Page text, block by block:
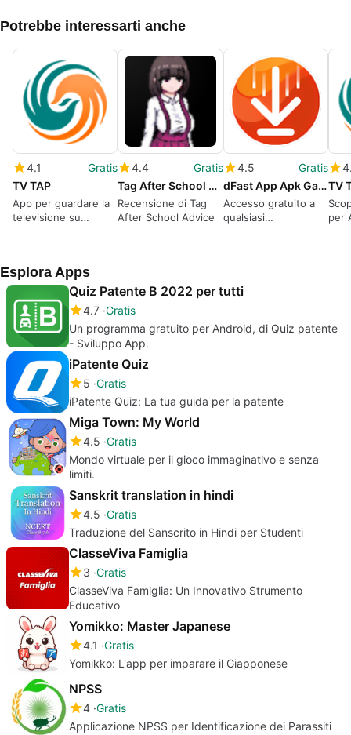
Potrebbe interessarti anche
4.1
Gratis
TV TAP
App per guardare la
televisione su
4.4
Gratis
Tag After School Advice
Recensione di Tag
After School Advice
4.5
Gratis
dFast App Apk Games
Accesso gratuito a
qualsiasi
TV
per
Esplora Apps
Quiz Patente B 2022 per tutti
4.7 Gratis
Un programma gratuito per Android, di Quiz patente
- Sviluppo App.
iPatente Quiz
5 Gratis
iPatente Quiz: La tua guida per la patente
Miga Town: My World
4.5 Gratis
Mondo virtuale per il gioco immaginativo e senza
limiti.
Sanskrit translation in hindi
4.5 Gratis
Traduzione del Sanscrito in Hindi per Studenti
ClasseViva Famiglia
3 Gratis
ClasseViva Famiglia: Un Innovativo Strumento
Educativo
Yomikko: Master Japanese
4.1 Gratis
Yomikko: L'app per imparare il Giapponese
NPSS
4 Gratis
Applicazione NPSS per Identificazione dei Parassiti